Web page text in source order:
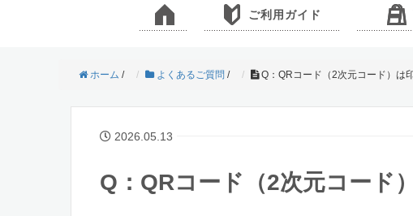
ご利用ガイド
ホーム / よくあるご質問 / Q：QRコード（2次元コード）は
2026.05.13
Q：QRコード（2次元コード